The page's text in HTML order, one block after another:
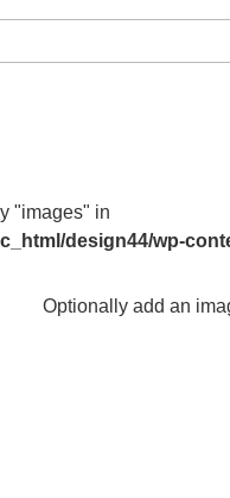
"images" in
design44/wp-
Optionally add an